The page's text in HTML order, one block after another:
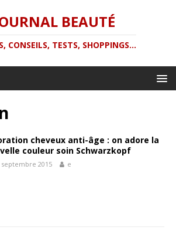
BEAUTÉ
CONSEILS, TESTS, SHOPPINGS...
cheveux anti-âge : on adore la
couleur soin Schwarzkopf
septembre 2015 e